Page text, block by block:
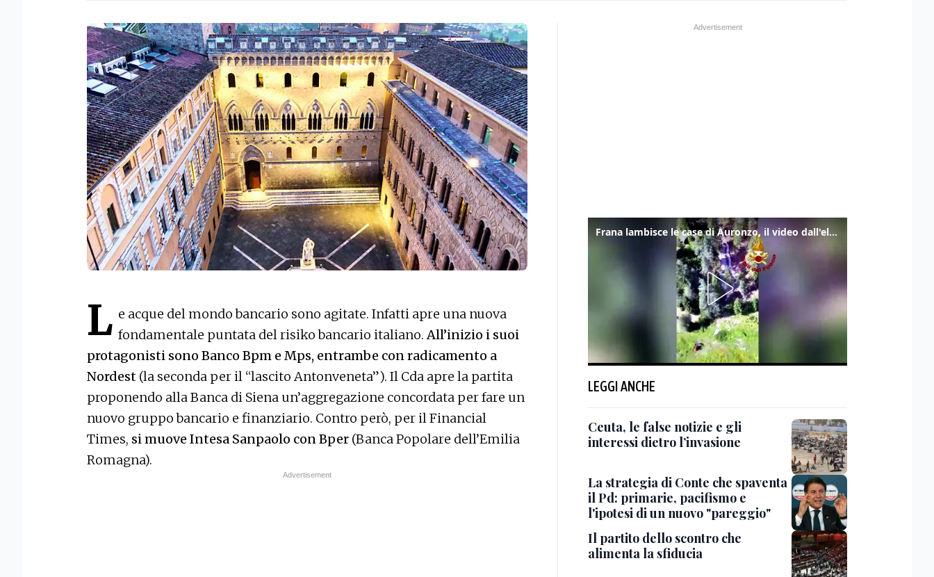
L e acque del mondo bancario sono agitate. Infatti apre una nuova
fondamentale puntata del risiko bancario italiano.All’inizio i suoi
protagonisti sono Banco Bpm e Mps, entrambe con radicamento a
Nordest (la seconda per il “lascito Antonveneta”). Il Cda apre la partita
proponendo alla Banca di Siena un’aggregazione concordata per fare un
nuovo gruppo bancario e finanziario. Contro però, per il Financial
Times, si muove Intesa Sanpaolo con Bper (Banca Popolare dell’Emilia
Romagna).
Frana lambisce le case di Auronzo, il video dall'elicottero dei vigili del fuoco
LEGGI ANCHE
Ceuta, le false notizie e gli
interessi dietro l’invasione
La strategia di Conte che spaventa
il Pd: primarie, pacifismo e
l'ipotesi di un nuovo "pareggio"
Il partito dello scontro che
alimenta la sfiducia